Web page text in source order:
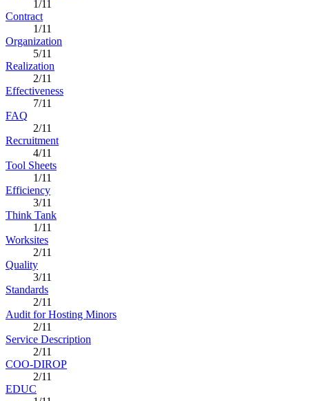
1/11
Contract
1/11
Organization
5/11
Realization
2/11
Effectiveness
7/11
FAQ
2/11
Recruitment
4/11
Tool Sheets
1/11
Efficiency
3/11
Think Tank
1/11
Worksites
2/11
Quality
3/11
Standards
2/11
Audit for Hosting Minors
2/11
Service Description
2/11
COO-DIROP
2/11
EDUC